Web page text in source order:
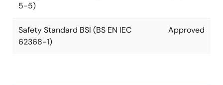
5-5)
Safety Standard BSI (BS EN IEC
62368-1)
Approved